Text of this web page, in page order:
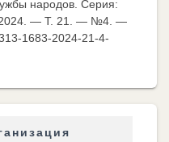
народов. Серия:
2024. — Т. 21. — №4. —
1683-2024-21-4-